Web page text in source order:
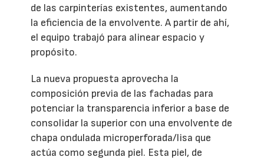
de las carpinterías existentes, aumentando
la eficiencia de la envolvente. A partir de ahí,
el equipo trabajó para alinear espacio y
propósito.
La nueva propuesta aprovecha la
composición previa de las fachadas para
potenciar la transparencia inferior a base de
consolidar la superior con una envolvente de
chapa ondulada microperforada/lisa que
actúa como segunda piel. Esta piel, de